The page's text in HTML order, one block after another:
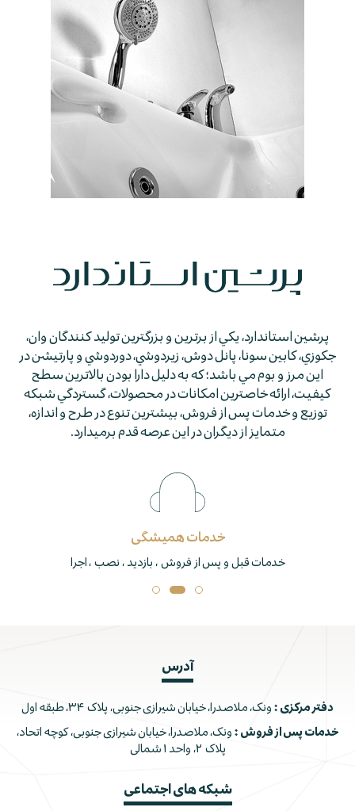
پرشين استاندارد، يكي از برترين و بزرگترين توليد كنندگان وان،
جكوزي، كابين سونا، پانل دوش، زيردوشي، دوردوشي و پارتيشن در
اين مرز و بوم مي باشد؛ كه به دليل دارا بودن بالاترين سطح
كيفيت، ارائه خاصترين امكانات در محصولات، گستردگي شبكه
توزيع و خدمات پس از فروش، بيشترين تنوع در طرح و اندازه،
متمايز از ديگران در اين عرصه قدم برمي­دارد.
خدمات همیشگی
خدمات قبل و پس از فروش ، بازدید ، نصب ، اجرا
آدرس
دفتر مرکزی : ونک، ملاصدرا، خیابان شیرازی جنوبی، پلاک ۳۴، طبقه اول
خدمات پس از فروش : ونک، ملاصدرا، خیابان شیرازی جنوبی، کوچه اتحاد،
پلاک ۲، واحد ۱ شمالی
شبکه های اجتماعی